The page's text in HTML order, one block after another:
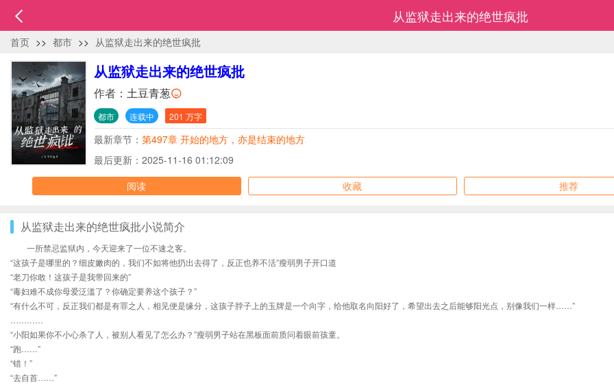
从监狱走出来的绝世疯批
首页 >> 都市 >> 从监狱走出来的绝世疯批
从监狱走出来的绝世疯批
作者： 土豆青葱
都市 连载中 201 万字
最新章节： 第497章 开始的地方，亦是结束的地方
最后更新：2025-11-16 01:12:09
阅读
收藏 推荐
从监狱走出来的绝世疯批小说简介
一所禁忌监狱内，今天迎来了一位不速之客。
“这孩子是哪里的？细皮嫩肉的，我们不如将他扔出去得了，反正也养不活”瘦弱男子开口道
“老刀你敢！这孩子是我带回来的”
“毒妇难不成你母爱泛滥了？你确定要养这个孩子？”
“有什么不可，反正我们都是有罪之人，相见便是缘分，这孩子脖子上的玉牌是一个向字，给他取名向阳好了，希望出去之后能够阳光点，别像我们一样……”
“小阳如果你不小心杀了人，被别人看见了怎么办？”瘦弱男子站在黑板面前质问着眼前孩童。
“跑……”
“错！”
“去自首……”